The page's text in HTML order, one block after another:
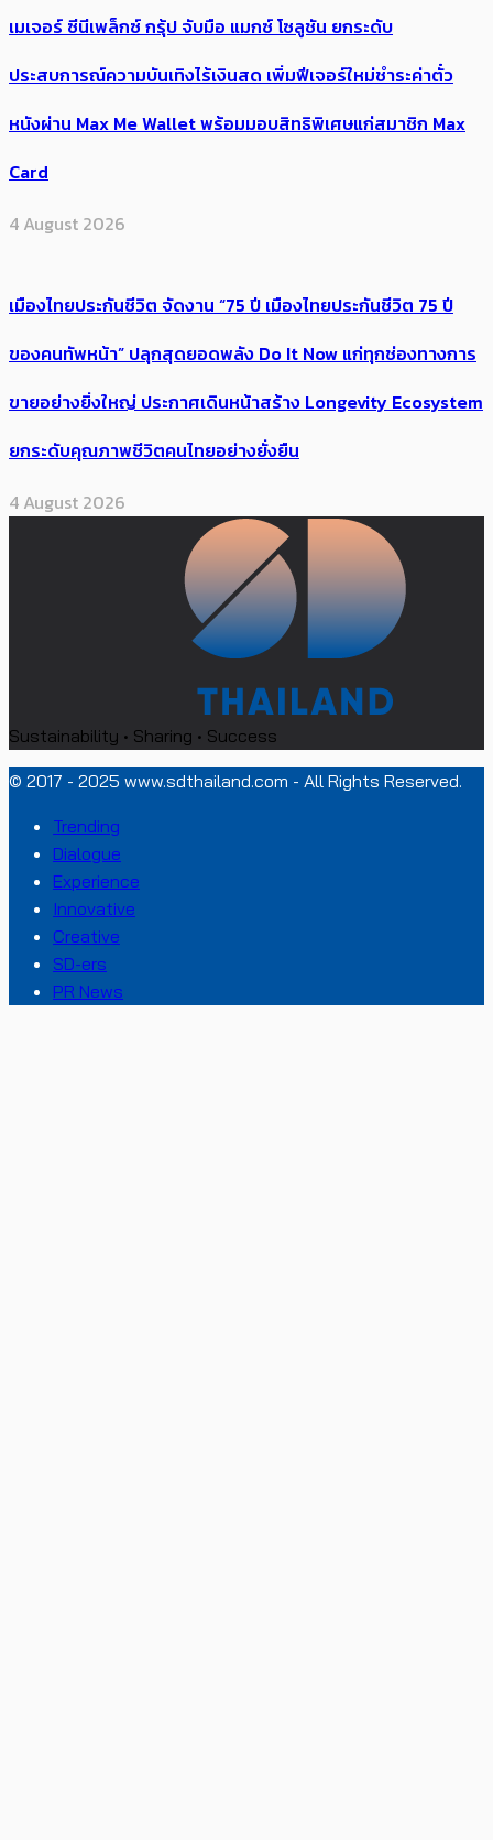
เมเจอร์ ซีนีเพล็กซ์ กรุ้ป จับมือ แมกซ์ โซลูชัน ยกระดับ
ประสบการณ์ความบันเทิงไร้เงินสด เพิ่มฟีเจอร์ใหม่ชำระค่าตั๋ว
หนังผ่าน Max Me Wallet พร้อมมอบสิทธิพิเศษแก่สมาชิก Max
Card
4 August 2026
เมืองไทยประกันชีวิต จัดงาน “75 ปี เมืองไทยประกันชีวิต 75 ปี
ของคนทัพหน้า” ปลุกสุดยอดพลัง Do It Now แก่ทุกช่องทางการ
ขายอย่างยิ่งใหญ่ ประกาศเดินหน้าสร้าง Longevity Ecosystem
ยกระดับคุณภาพชีวิตคนไทยอย่างยั่งยืน
4 August 2026
Sustainability • Sharing • Success
© 2017 - 2025 www.sdthailand.com - All Rights Reserved.
Trending
Dialogue
Experience
Innovative
Creative
SD-ers
PR News